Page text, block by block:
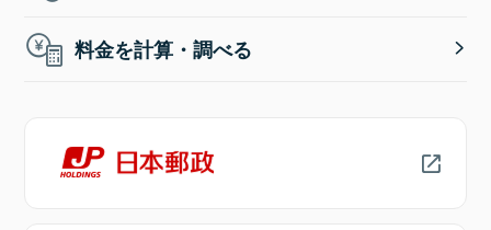
料金を計算・調べる